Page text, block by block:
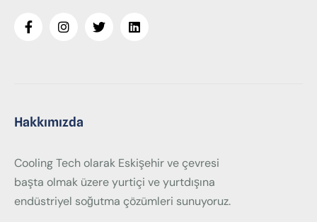
Hakkımızda
Cooling Tech olarak Eskişehir ve çevresi
başta olmak üzere yurtiçi ve yurtdışına
endüstriyel soğutma çözümleri sunuyoruz.